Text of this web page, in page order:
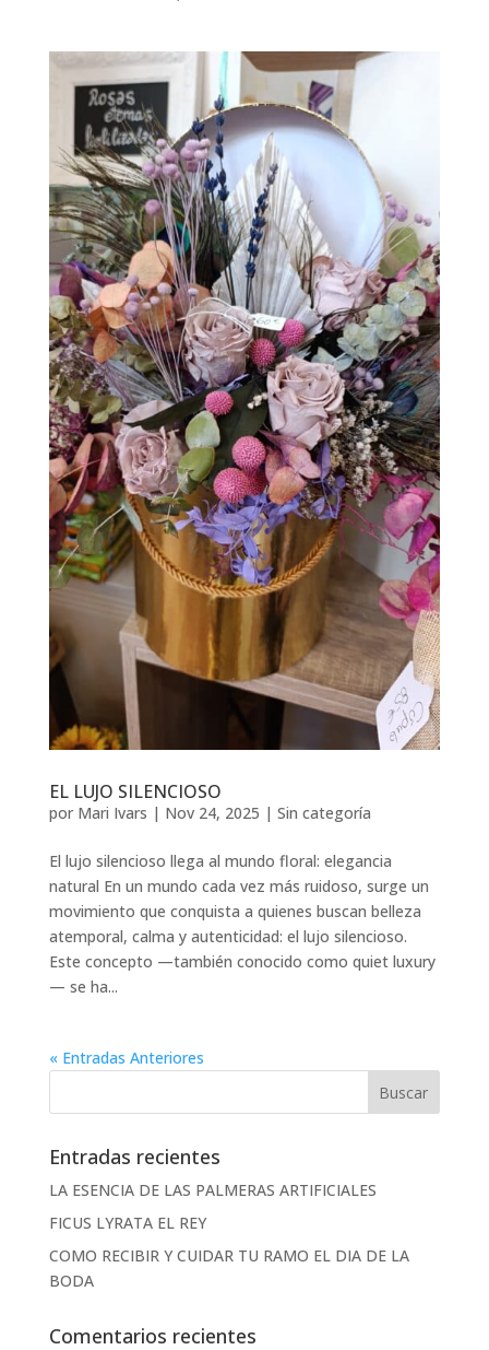
EL LUJO SILENCIOSO
por Mari Ivars | Nov 24, 2025 | Sin categoría
El lujo silencioso llega al mundo floral: elegancia
natural En un mundo cada vez más ruidoso, surge un
movimiento que conquista a quienes buscan belleza
atemporal, calma y autenticidad: el lujo silencioso.
Este concepto —también conocido como quiet luxury
— se ha...
« Entradas Anteriores
Entradas recientes
LA ESENCIA DE LAS PALMERAS ARTIFICIALES
FICUS LYRATA EL REY
COMO RECIBIR Y CUIDAR TU RAMO EL DIA DE LA
BODA
Comentarios recientes